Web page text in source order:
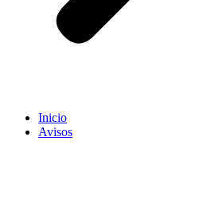
Inicio
Avisos